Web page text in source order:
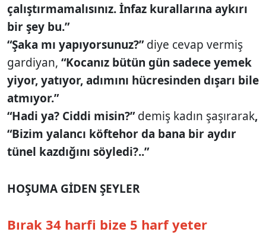
çalıştırmamalısınız. İnfaz kurallarına aykırı
bir şey bu.”
“Şaka mı yapıyorsunuz?”diye cevap vermiş
gardiyan, “Kocanız bütün gün sadece yemek
yiyor, yatıyor, adımını hücresinden dışarı bile
atmıyor.”
“Hadi ya? Ciddi misin?”demiş kadın şaşırarak,
“Bizim yalancı köftehor da bana bir aydır
tünel kazdığını söyledi?..”
HOŞUMA GİDEN ŞEYLER
Bırak 34 harfi bize 5 harf yeter